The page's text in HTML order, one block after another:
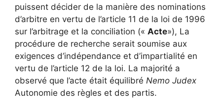
puissent décider de la manière des nominations
d’arbitre en vertu de l’article 11 de la loi de 1996
sur l’arbitrage et la conciliation (« Acte»), La
procédure de recherche serait soumise aux
exigences d’indépendance et d’impartialité en
vertu de l’article 12 de la loi. La majorité a
observé que l’acte était équilibré Nemo Judex
Autonomie des règles et des partis.